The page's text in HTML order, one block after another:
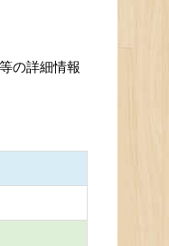
の詳細情報